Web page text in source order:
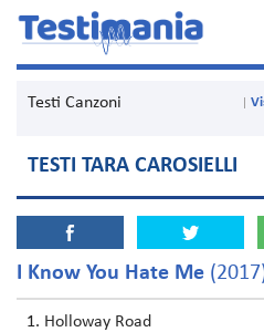
Testi Canzoni
TESTI TARA CAROSIELLI
I Know You Hate Me
Holloway Road